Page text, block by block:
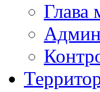
Глава